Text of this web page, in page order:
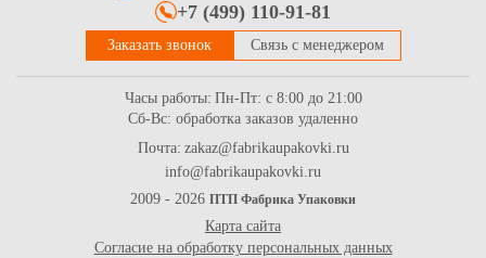
Форма бумажная круглая белая для капкейков, р-р 55*43мм
+7 (499) 110-91-81
Заказать звонок Связь с менеджером
Часы работы: Пн-Пт: с 8:00 до 21:00
Сб-Вс: обработка заказов удаленно
Почта: zakaz@fabrikaupakovki.ru
info@fabrikaupakovki.ru
2009 - 2026 ПТП Фабрика Упаковки
Карта сайта
Согласие на обработку персональных данных